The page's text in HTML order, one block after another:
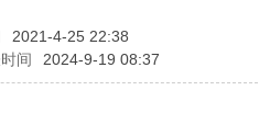
2021-4-25 22:38
间 2024-9-19 08:37